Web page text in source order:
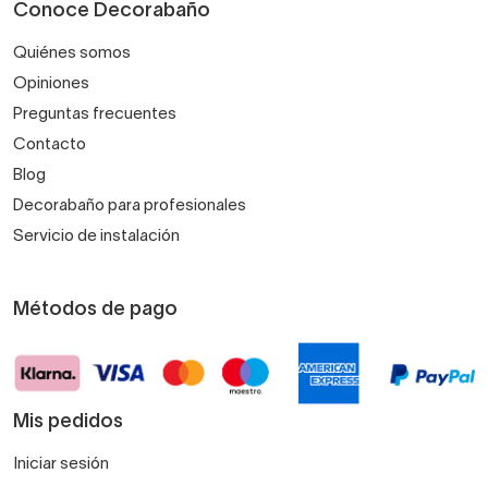
Conoce Decorabaño
Quiénes somos
Opiniones
Preguntas frecuentes
Contacto
Blog
Decorabaño para profesionales
Servicio de instalación
Métodos de pago
Mis pedidos
Iniciar sesión